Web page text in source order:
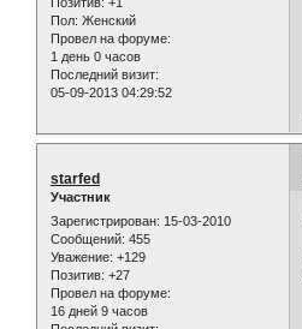
Пол: Женский
Провел на форуме:
1 день 0 часов
Последний визит:
05-09-2013 04:29:52
starfed
Участник
Зарегистрирован: 15-03-2010
Сообщений: 455
Уважение: +129
Позитив: +27
Провел на форуме:
16 дней 9 часов